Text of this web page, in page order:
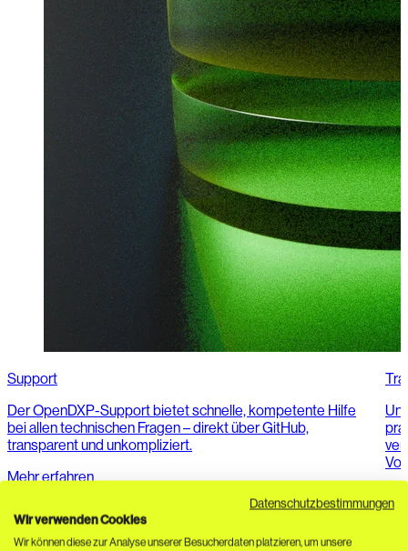
Support
Der OpenDXP-Support bietet schnelle, kompetente Hilfe
bei allen technischen Fragen – direkt über GitHub,
transparent und unkompliziert.
Mehr erfahren
Datenschutzbestimmungen
Wir verwenden Cookies
Wir können diese zur Analyse unserer Besucherdaten platzieren, um unsere